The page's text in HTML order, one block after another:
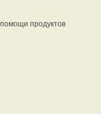
продуктов